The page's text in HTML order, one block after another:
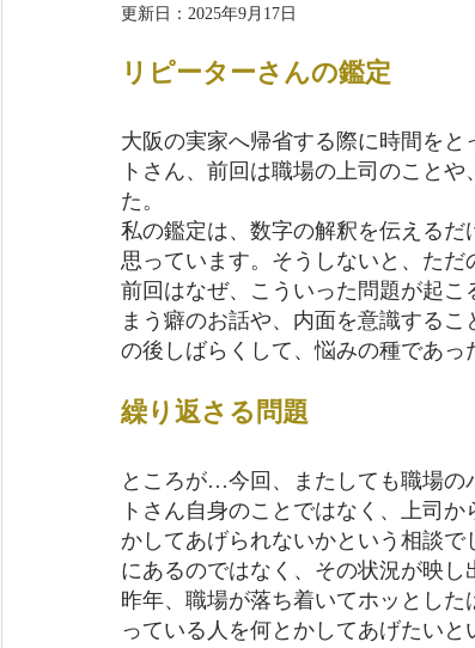
更新日： 2025年9月17日
リピーターさんの鑑定
大阪の実家へ帰省する際に時間を
トさん、前回は職場の上司のこと
た。
私の鑑定は、数字の解釈を伝える
思っています。そうしないと、ただ
前回はなぜ、こういった問題が起
まう癖のお話や、内面を意識する
の後しばらくして、悩みの種であっ
繰り返さる問題
ところが…今回、またしても職場の
トさん自身のことではなく、上司
かしてあげられないかという相談
にあるのではなく、その状況が映し
昨年、職場が落ち着いてホッとし
っている人を何とかしてあげたい